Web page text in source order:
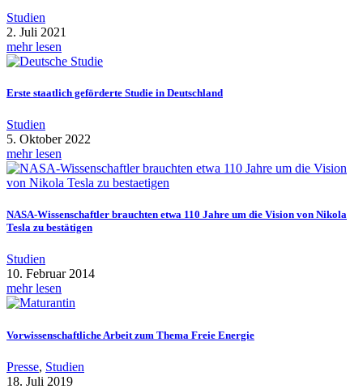
Studien
2. Juli 2021
mehr lesen
Erste staatlich geförderte Studie in Deutschland
Studien
5. Oktober 2022
mehr lesen
NASA-Wissenschaftler brauchten etwa 110 Jahre um die Vision von Nikola
Tesla zu bestätigen
Studien
10. Februar 2014
mehr lesen
Vorwissenschaftliche Arbeit zum Thema Freie Energie
Presse, Studien
18. Juli 2019